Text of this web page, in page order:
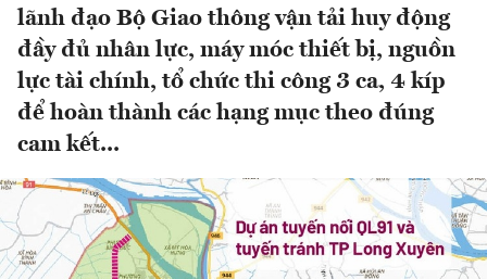
lãnh đạo Bộ Giao thông vận tải huy động
đầy đủ nhân lực, máy móc thiết bị, nguồn
lực tài chính, tổ chức thi công 3 ca, 4 kíp
để hoàn thành các hạng mục theo đúng
cam kết...